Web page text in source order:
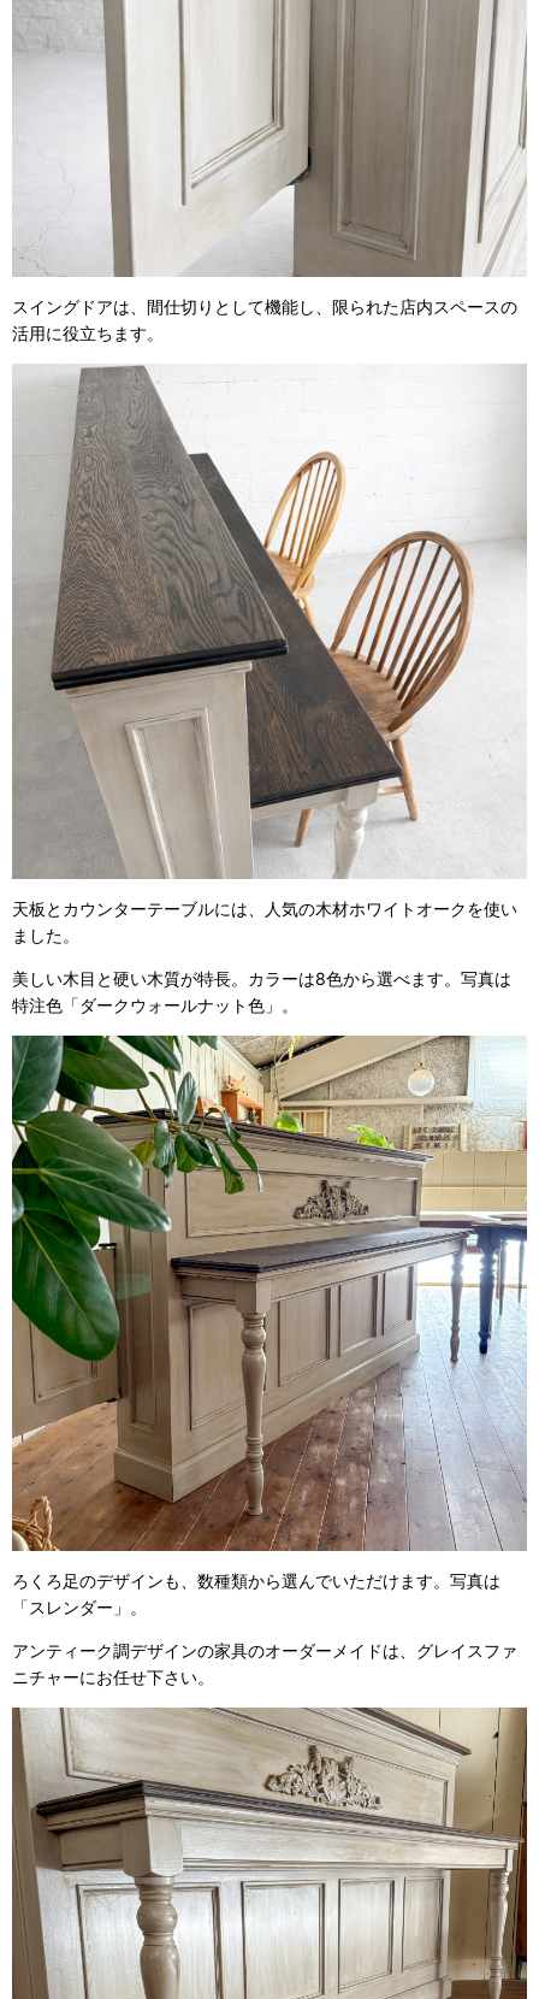
スイングドアは、間仕切りとして機能し、限られた店内スペースの
活用に役立ちます。
天板とカウンターテーブルには、人気の木材ホワイトオークを使い
ました。
美しい木目と硬い木質が特長。カラーは8色から選べます。写真は
特注色「ダークウォールナット色」。
ろくろ足のデザインも、数種類から選んでいただけます。写真は
「スレンダー」。
アンティーク調デザインの家具のオーダーメイドは、グレイスファ
ニチャーにお任せ下さい。